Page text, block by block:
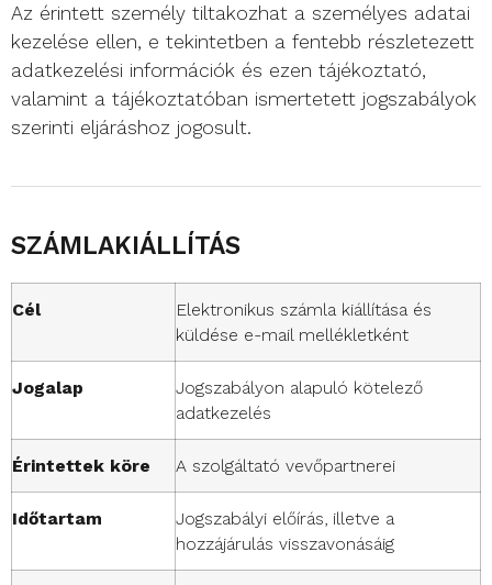
Az érintett személy tiltakozhat a személyes adatai
kezelése ellen, e tekintetben a fentebb részletezett
adatkezelési információk és ezen tájékoztató,
valamint a tájékoztatóban ismertetett jogszabályok
szerinti eljáráshoz jogosult.
SZÁMLAKIÁLLÍTÁS
Cél
Elektronikus számla kiállítása és
küldése e-mail mellékletként
Jogalap
Jogszabályon alapuló kötelező
adatkezelés
Érintettek köre A szolgáltató vevőpartnerei
Időtartam
Jogszabályi előírás, illetve a
hozzájárulás visszavonásáig